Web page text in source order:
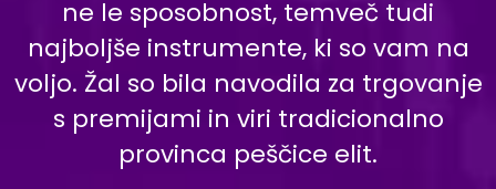
ne le sposobnost, temveč tudi
najboljše instrumente, ki so vam na
voljo. Žal so bila navodila za trgovanje
s premijami in viri tradicionalno
provinca peščice elit.